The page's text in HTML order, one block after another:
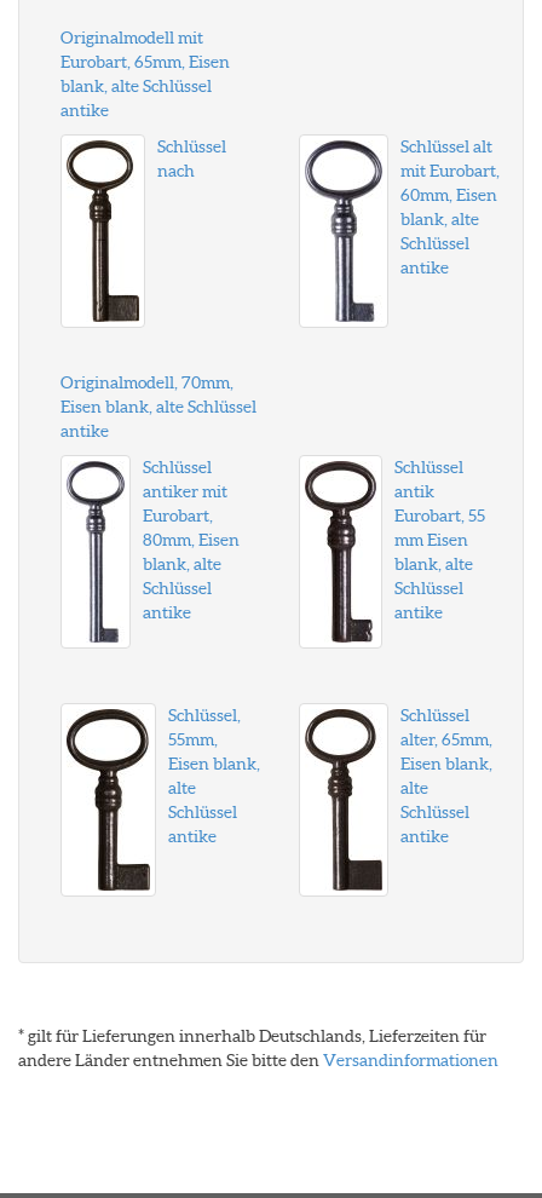
Originalmodell mit
Eurobart, 65mm, Eisen
blank, alte Schlüssel
antike
Schlüssel
nach
Originalmodell, 70mm,
Eisen blank, alte Schlüssel
antike
Schlüssel alt
mit Eurobart,
60mm, Eisen
blank, alte
Schlüssel
antike
Schlüssel
antiker mit
Eurobart,
80mm, Eisen
blank, alte
Schlüssel
antike
Schlüssel
antik
Eurobart, 55
mm Eisen
blank, alte
Schlüssel
antike
Schlüssel,
55mm,
Eisen blank,
alte
Schlüssel
antike
Schlüssel
alter, 65mm,
Eisen blank,
alte
Schlüssel
antike
* gilt für Lieferungen innerhalb Deutschlands, Lieferzeiten für
andere Länder entnehmen Sie bitte den Versandinformationen